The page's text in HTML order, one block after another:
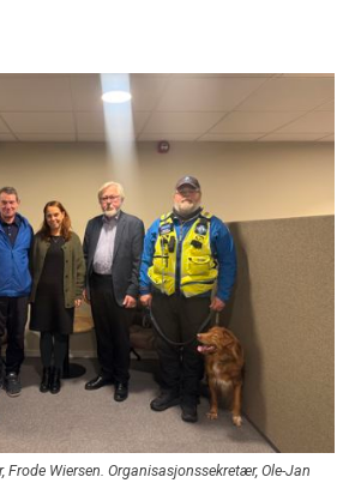
Frode Wiersen. Organisasjonssekretær, Ole-Jan